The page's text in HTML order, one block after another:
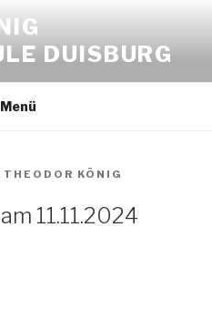
DUISBURG
Menü
THEODOR KÖNIG
11.11.2024